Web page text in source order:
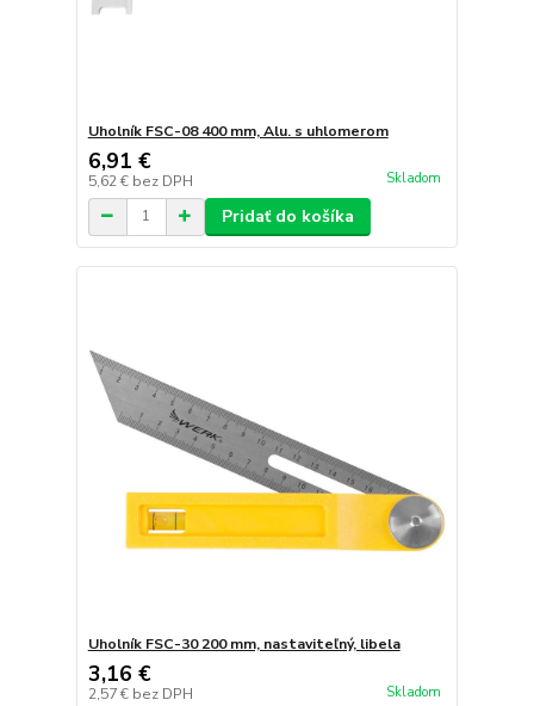
Uholník FSC-08 400 mm, Alu. s uhlomerom
6,91 €
5,62 € bez DPH Skladom
Pridať do košíka
Uholník FSC-30 200 mm, nastaviteľný, libela
3,16 €
2,57 € bez DPH Skladom